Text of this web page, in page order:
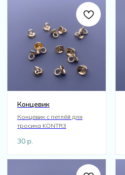
Концевик
Концевик с петлёй для
тросика KONTR3
30 р.